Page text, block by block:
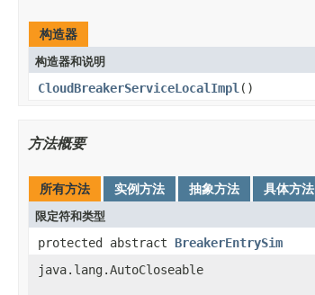
构造器
构造器和说明
CloudBreakerServiceLocalImpl ()
方法概要
所有方法 实例方法 抽象方法 具体方法
限定符和类型
protected abstract BreakerEntrySim
java.lang.AutoCloseable